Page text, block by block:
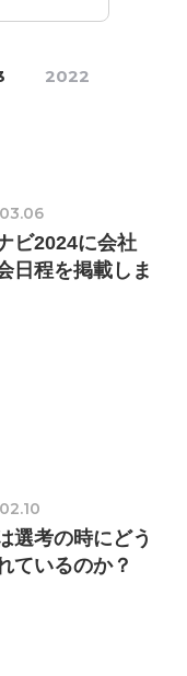
ャゲ #チケットレ
#プログラマー
2022
ビ2024に会社
日程を掲載しま
選考の時にどう
ているのか？